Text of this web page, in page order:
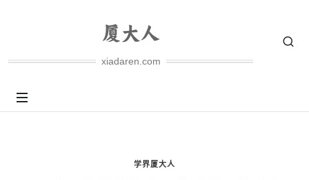
xiadaren.com
学界厦大人